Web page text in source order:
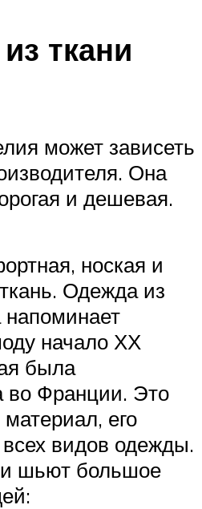
ткани
может зависеть
Она
и дешевая.
ноская и
Одежда из
напоминает
начало ХХ
была
во Франции. Это
его
видов одежды.
шьют большое